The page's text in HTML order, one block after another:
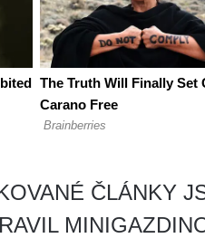
ČLÁNKY